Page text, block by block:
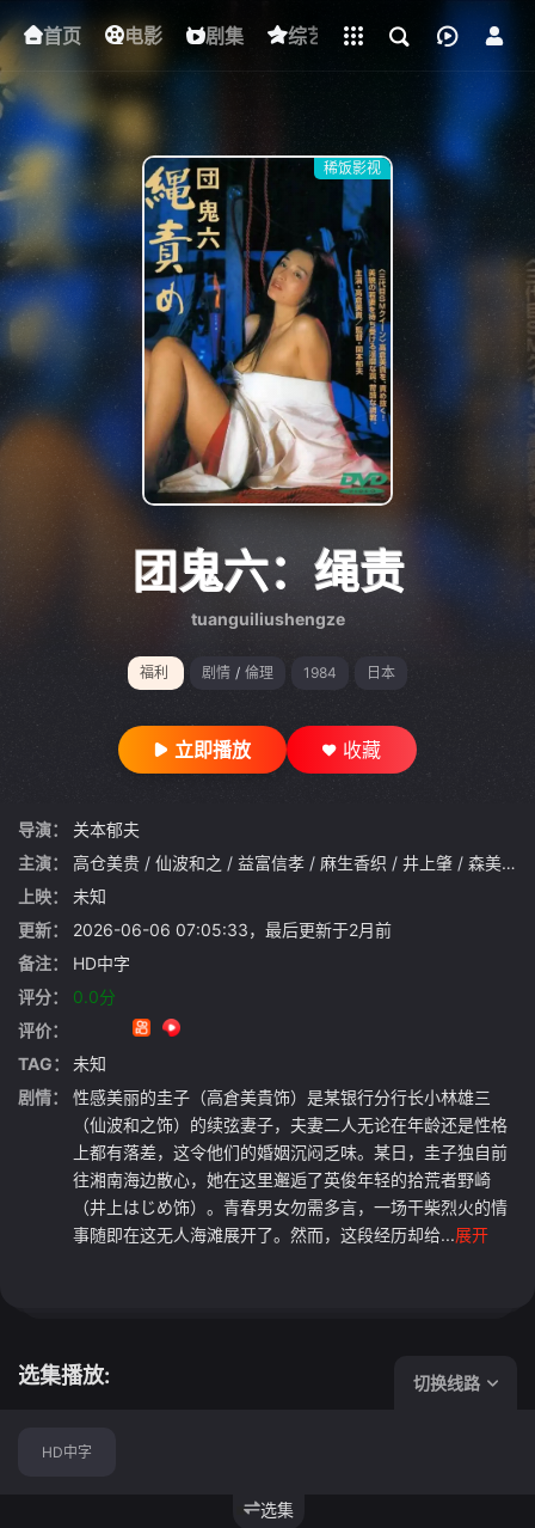
首页 电影 剧集 综艺 动漫 短剧
下载客户端
稀饭影视
团鬼六：绳责
tuanguiliushengze
福利 剧情 / 倫理 1984 日本
立即播放 收藏
导演：
关本郁夫
主演：
高仓美贵 / 仙波和之 / 益富信孝 / 麻生香织 / 井上肇 / 森美貴
上映：
未知
更新：
2026-06-06 07:05:33，最后更新于2月前
备注：
HD中字
评分：
0.0分
评价：
TAG：
未知
剧情：
性感美丽的圭子（高倉美貴饰）是某银行分行长小林雄三
（仙波和之饰）的续弦妻子，夫妻二人无论在年龄还是性格
上都有落差，这令他们的婚姻沉闷乏味。某日，圭子独自前
往湘南海边散心，她在这里邂逅了英俊年轻的拾荒者野崎
（井上はじめ饰）。青春男女勿需多言，一场干柴烈火的情
事随即在这无人海滩展开了。然而，这段经历却给...展开
选集播放: 切换线路
选集
HD中字